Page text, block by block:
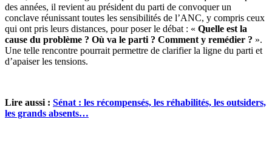
des années, il revient au président du parti de convoquer un
conclave réunissant toutes les sensibilités de l’ANC, y compris ceux
qui ont pris leurs distances, pour poser le débat : « Quelle est la
cause du problème ? Où va le parti ? Comment y remédier ? ».
Une telle rencontre pourrait permettre de clarifier la ligne du parti et
d’apaiser les tensions.
Lire aussi : Sénat : les récompensés, les réhabilités, les outsiders,
les grands absents…